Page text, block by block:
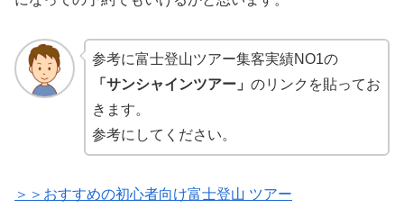
参考に富士登山ツアー集客実績NO1の
「サンシャインツアー」 のリンクを貼ってお
きます。
参考にしてください。
＞＞おすすめの初心者向け富士登山 ツアー